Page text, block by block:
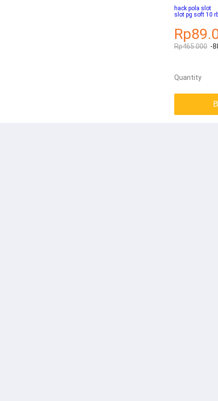
hack pola slot
slot pg soft 10
Rp465.000 -
Quantity